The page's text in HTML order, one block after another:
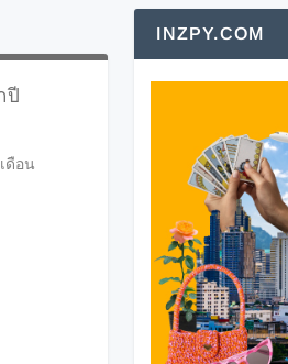
ปี
ดือน
INZPY.COM